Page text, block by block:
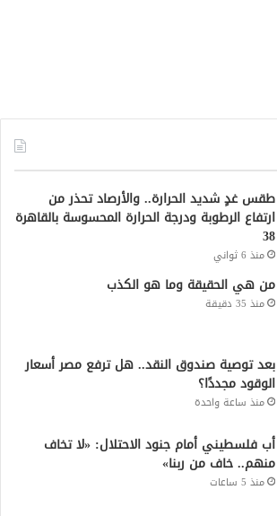
طقس غدٍ شديد الحرارة.. والأرصاد تحذر من
ارتفاع الرطوبة ودرجة الحرارة المحسوسة بالقاهرة
38
منذ 6 ثواني
من هي الحقيقة وما هو الكذب
منذ 35 دقيقة
بعد توصية صندوق النقد.. هل ترفع مصر أسعار
الوقود مجددًا؟
منذ ساعة واحدة
أب فلسطيني أمام جنود الاحتلال: «لا تخاف
منهم.. خاف من ربنا»
منذ 5 ساعات